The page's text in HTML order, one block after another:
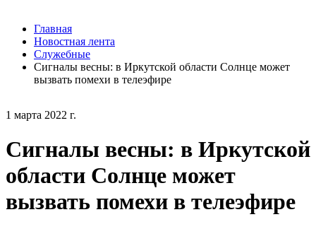
1 марта 2022 г.
Сигналы весны: в Иркутской
области Солнце может
вызвать помехи в телеэфире
Главная
Новостная лента
Служебные
Сигналы весны: в Иркутской области Солнце может
вызвать помехи в телеэфире